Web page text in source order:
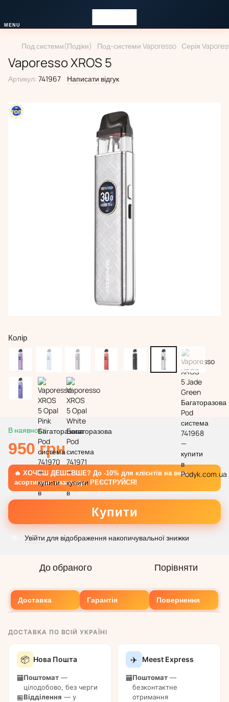
Под системи(Подіки) Под-системи Vaporesso Серія
Vaporesso XROS 5
Артикул: 741967 Написати відгук
Колір
В наявності
950 грн
Купити
Увійти для відображення накопичувальної знижки
До обраного Порівняти
Доставка Гарантія Повернення
ДОСТАВКА ПО ВСІЙ УКРАЇНІ
📦 Нова Пошта
🏧Поштомат —
цілодобово, без черги
🏪Відділення — у
✈️ Meest Express
🏧Поштомат —
безконтактне
отримання